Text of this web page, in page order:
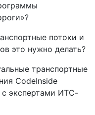
потоки и
это нужно делать?
транспортные
CodeInside
с экспертами ИТС-